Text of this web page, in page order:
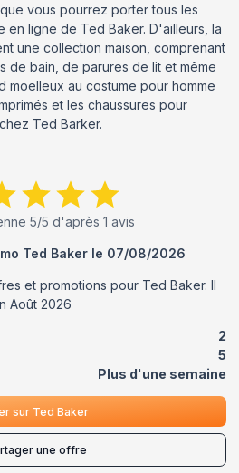
vous pourrez porter tous les
en ligne de Ted Baker. D'ailleurs, la
une collection maison, comprenant
de bain, de parures de lit et même
moelleux au costume pour homme
et les chaussures pour
Ted Barker.
5/5 d'après 1 avis
Ted Baker le 07/08/2026
et promotions pour Ted Baker. Il
Août 2026
2
5
Plus d'une semaine
sur Ted Baker
une offre